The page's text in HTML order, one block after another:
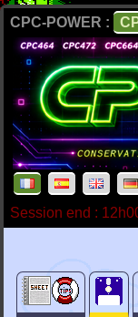
CPC-POWER :
Session end :